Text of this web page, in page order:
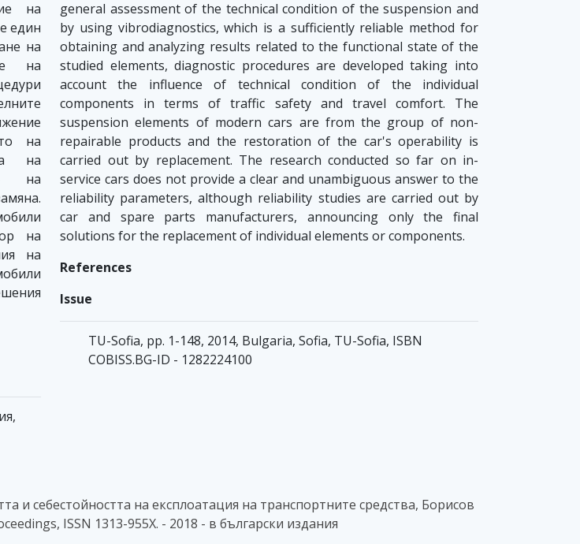
на
един
на
на
на
на
на
на
на
general assessment of the technical condition of the suspension and
by using vibrodiagnostics, which is a sufficiently reliable method for
obtaining and analyzing results related to the functional state of the
studied elements, diagnostic procedures are developed taking into
account the influence of technical condition of the individual
components in terms of traffic safety and travel comfort. The
suspension elements of modern cars are from the group of non-
repairable products and the restoration of the car's operability is
carried out by replacement. The research conducted so far on in-
service cars does not provide a clear and unambiguous answer to the
reliability parameters, although reliability studies are carried out by
car and spare parts manufacturers, announcing only the final
solutions for the replacement of individual elements or components.
References
Issue
TU-Sofia, pp. 1-148, 2014, Bulgaria, Sofia, TU-Sofia, ISBN
COBISS.BG-ID - 1282224100
и себестойността на експлоатация на транспортните средства, Борисов
ISSN 1313-955X. - 2018 - в български издания